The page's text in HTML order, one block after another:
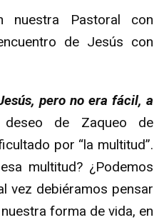
nuestra Pastoral con
de Jesús con
pero no era fácil, a
deseo de Zaqueo de
por “la multitud”.
multitud? ¿Podemos
vez debiéramos pensar
forma de vida, en